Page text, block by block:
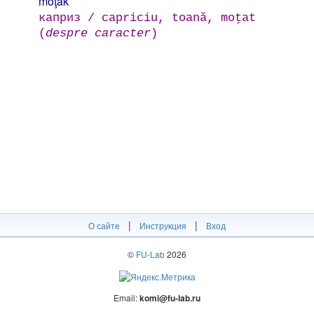
каприз / capriciu, toană, moţat
(despre caracter)
О сайте | Инструкция | Вход
© FU-Lab2026
Email:komi@fu-lab.ru